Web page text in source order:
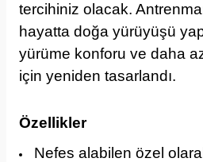
tercihiniz olacak.
hayatta doğa yürüyüşü
yürüme konforu ve daha
için yeniden tasarlandı.
Özellikler
Nefes alabilen özel